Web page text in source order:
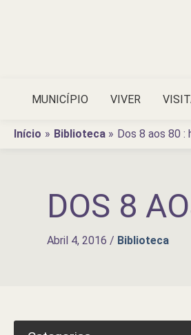
MUNICÍPIO VIVER
Início Biblioteca Dos 8 aos 80 :
DOS 8
Abril 4, 2016 / Biblioteca